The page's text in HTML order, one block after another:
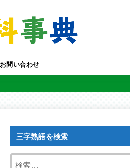
お問い合わせ
三字熟語を検索